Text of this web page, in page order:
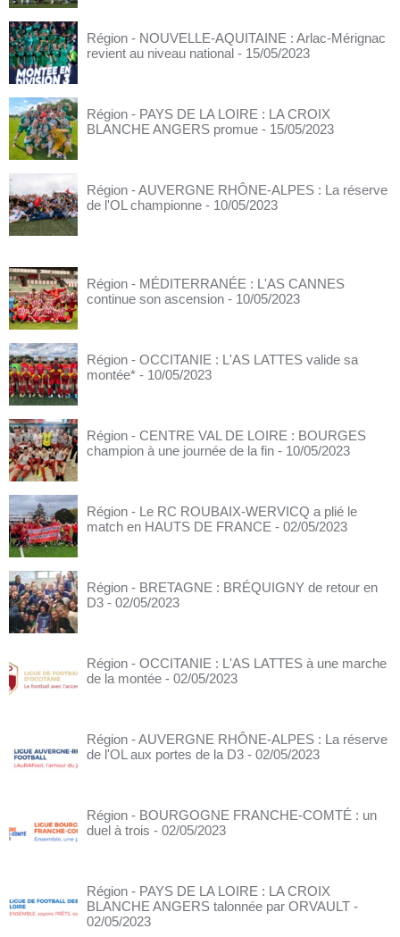
Région - NOUVELLE-AQUITAINE : Arlac-Mérignac
revient au niveau national - 15/05/2023
Région - PAYS DE LA LOIRE : LA CROIX
BLANCHE ANGERS promue - 15/05/2023
Région - AUVERGNE RHÔNE-ALPES : La réserve
de l'OL championne - 10/05/2023
Région - MÉDITERRANÉE : L'AS CANNES
continue son ascension - 10/05/2023
Région - OCCITANIE : L'AS LATTES valide sa
montée* - 10/05/2023
Région - CENTRE VAL DE LOIRE : BOURGES
champion à une journée de la fin - 10/05/2023
Région - Le RC ROUBAIX-WERVICQ a plié le
match en HAUTS DE FRANCE - 02/05/2023
Région - BRETAGNE : BRÉQUIGNY de retour en
D3 - 02/05/2023
Région - OCCITANIE : L'AS LATTES à une marche
de la montée - 02/05/2023
Région - AUVERGNE RHÔNE-ALPES : La réserve
de l'OL aux portes de la D3 - 02/05/2023
Région - BOURGOGNE FRANCHE-COMTÉ : un
duel à trois - 02/05/2023
Région - PAYS DE LA LOIRE : LA CROIX
BLANCHE ANGERS talonnée par ORVAULT -
02/05/2023